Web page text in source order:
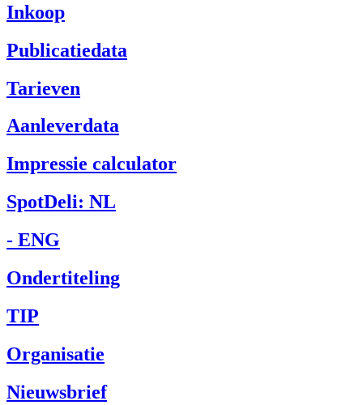
Inkoop
Publicatiedata
Tarieven
Aanleverdata
Impressie calculator
SpotDeli: NL
- ENG
Ondertiteling
TIP
Organisatie
Nieuwsbrief